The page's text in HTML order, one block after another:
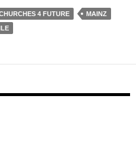
4 FUTURE
MAINZ